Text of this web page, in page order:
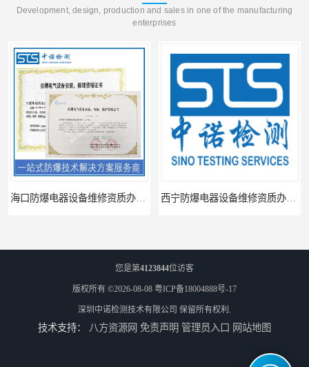
Development, design, production and sales in one of the manufacturing
enterprises
您是第4123844位访客
版权所有 ©2026-08-08 粤ICP备18004888号-17
深圳中诺检测技术有限公司 保留所有权利.
技术支持： 八方资源网 免责声明 管理员入口 网站地图